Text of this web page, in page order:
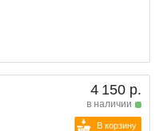
4 150 р.
в наличии
В корзину